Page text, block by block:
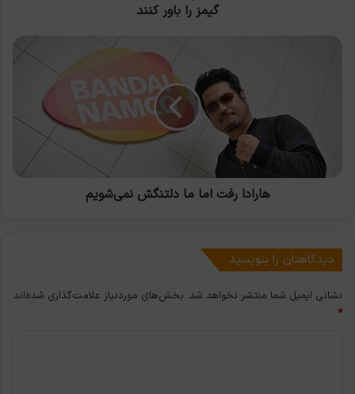
گیمز را باور کنند
هارادا
نمی‌شویم
هارادا رفت اما ما دلتنگش نمی‌شویم
دیدگاهتان را بنویسید
نشانی ایمیل شما منتشر نخواهد شد. بخش‌های موردنیاز علامت‌گذاری شده‌اند
*